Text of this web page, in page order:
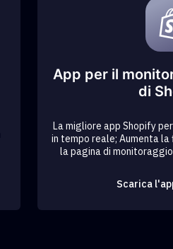
App per il
di
La migliore app Shopify
in tempo reale; Aumenta
la pagina di
Scarica